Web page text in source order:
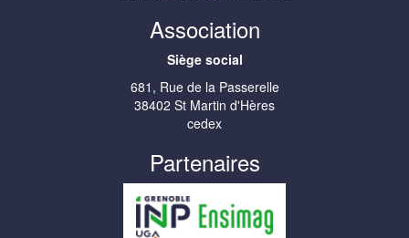
Association
Siège social
681, Rue de la Passerelle
38402 St Martin d'Hères
cedex
Partenaires